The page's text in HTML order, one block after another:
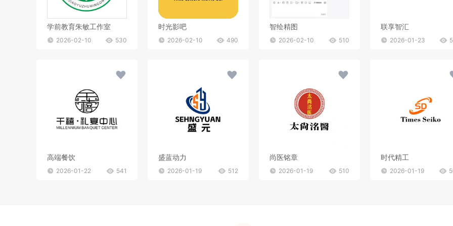
学前教育朱敏工作室
2026-02-10 530
时光影吧
2026-02-10 490
智绘精图
2026-02-10 510
联享智汇
2026-01-23
高端餐饮
2026-01-22 541
盛蓝动力
2026-01-19 512
尚医铭章
2026-01-19 510
时代精工
2026-01-19